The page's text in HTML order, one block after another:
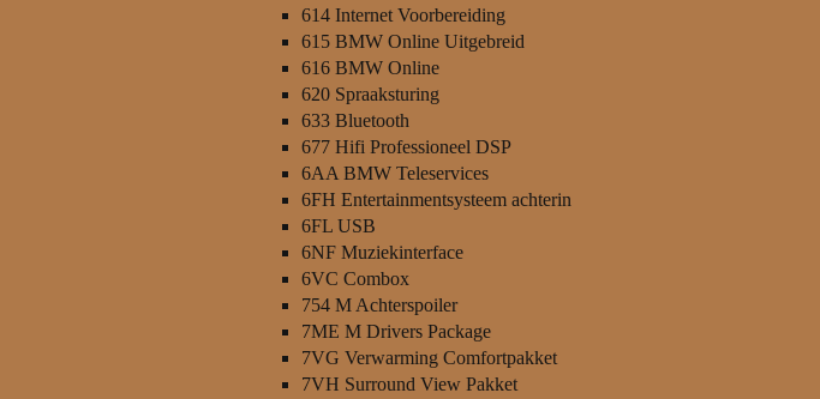
614 Internet Voorbereiding
615 BMW Online Uitgebreid
616 BMW Online
620 Spraaksturing
633 Bluetooth
677 Hifi Professioneel DSP
6AA BMW Teleservices
6FH Entertainmentsysteem achterin
6FL USB
6NF Muziekinterface
6VC Combox
754 M Achterspoiler
7ME M Drivers Package
7VG Verwarming Comfortpakket
7VH Surround View Pakket